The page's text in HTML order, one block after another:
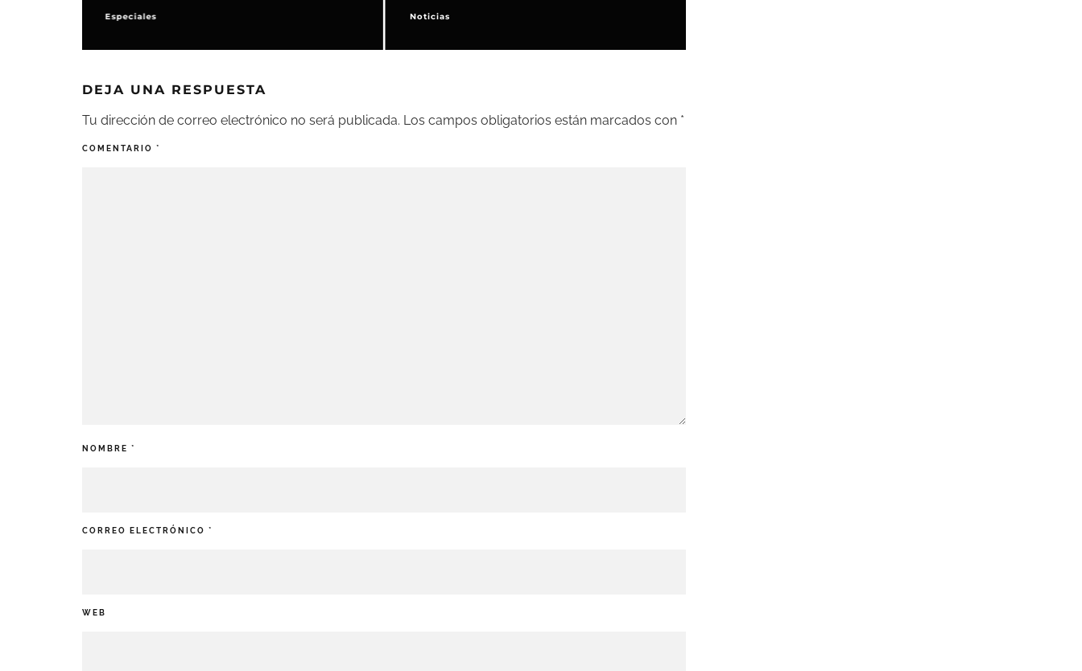
Especiales Noticias
DEJA UNA RESPUESTA
Tu dirección de correo electrónico no será publicada. Los campos obligatorios están marcados con *
COMENTARIO *
NOMBRE *
CORREO ELECTRÓNICO *
WEB